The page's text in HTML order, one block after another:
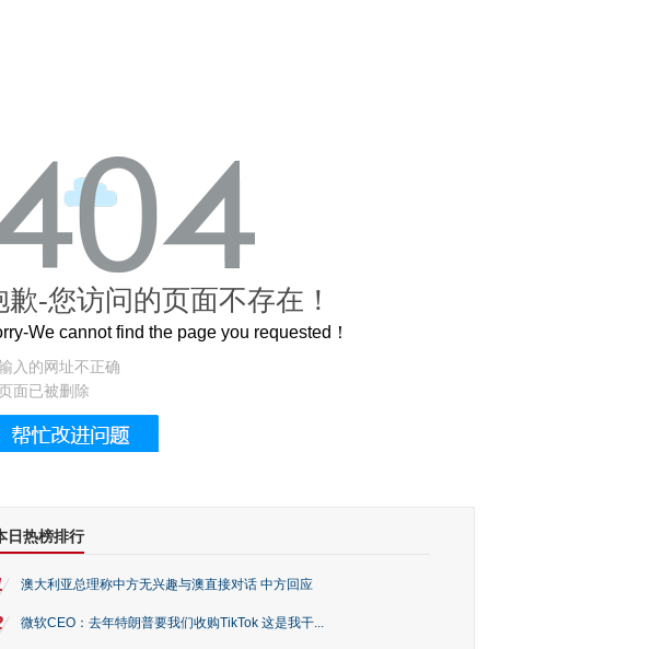
到底有多美？
歉-您访问的页面不存在！
We cannot find the page you requested！
入的网址不正确
面已被删除
日热榜排行
澳大利亚总理称中方无兴趣与澳直接对话 中方回应
微软CEO：去年特朗普要我们收购TikTok 这是我干...